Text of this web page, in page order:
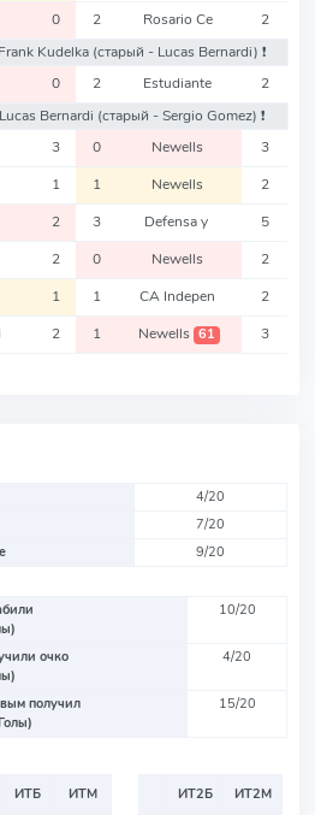
0 2 Rosario Ce
2
Kudelka (старый - Lucas Bernardi) ❗️
0 2 Estudiante
2
Bernardi (старый - Sergio Gomez) ❗️
3 0 Newells 3
1 1 Newells 2
2 3 Defensa y 5
2 0 Newells 2
1 1 CA Indepen 2
2 1 Newells 61 3
4/20
7/20
9/20
10/20
очко
4/20
получил
15/20
ИТБ
ИТМ
ИТ2Б
ИТ2М